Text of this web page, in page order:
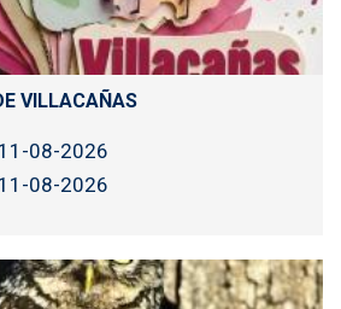
VILLACAÑAS
08-2026
08-2026